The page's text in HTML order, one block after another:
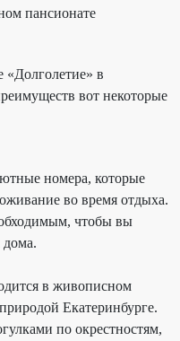
пансионате
«Долголетие» в
вот некоторые
номера, которые
во время отдыха.
чтобы вы
дома.
в живописном
Екатеринбурге.
по окрестностям,